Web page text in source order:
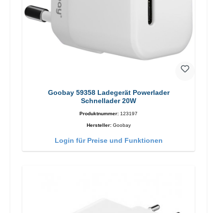
Goobay 59358 Ladegerät Powerlader
Schnellader 20W
Produktnummer: 123197
Hersteller: Goobay
Login für Preise und Funktionen